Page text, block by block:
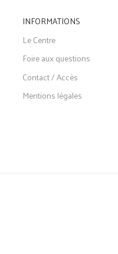
INFORMATIONS
Le Centre
Foire aux questions
Contact / Accès
Mentions légales